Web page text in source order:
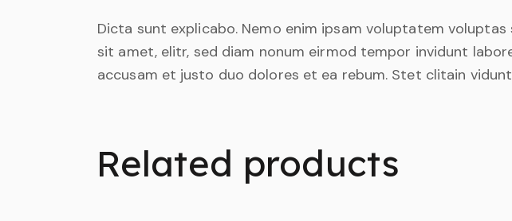
Dicta sunt explicabo. Nemo enim ipsam voluptatem
sit amet, elitr, sed diam nonum eirmod tempor invidunt
accusam et justo duo dolores et ea rebum. Stet clitain
Related products